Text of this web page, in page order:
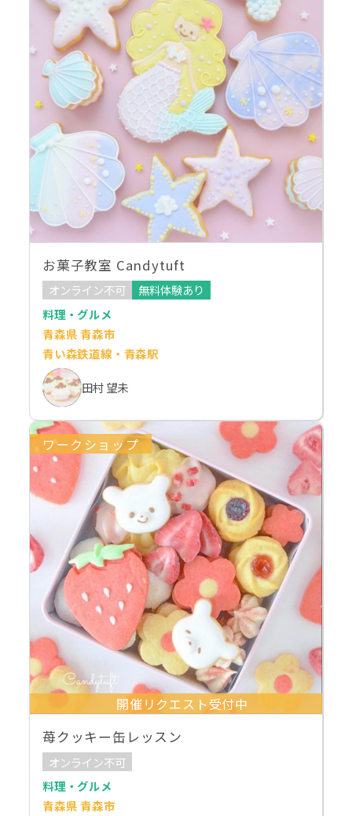
お菓子教室 Candytuft
オンライン不可
無料体験あり
料理・グルメ
青森県 青森市
青い森鉄道線・青森駅
田村 望未
ワークショップ
開催リクエスト受付中
苺クッキー缶レッスン
オンライン不可
料理・グルメ
青森県 青森市